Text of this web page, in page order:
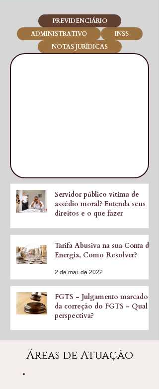
PREVIDENCIÁRIO
ADMINISTRATIVO
INSS
NOTAS JURÍDICAS
Servidor público vítima de
assédio moral? Entenda seus
direitos e o que fazer
Tarifa Abusiva na sua Conta de
Energia, Como Resolver?
2 de mai. de 2022
FGTS - Julgamento marcado
da correção do FGTS - Qual a
perspectiva?
Áreas de Atuação